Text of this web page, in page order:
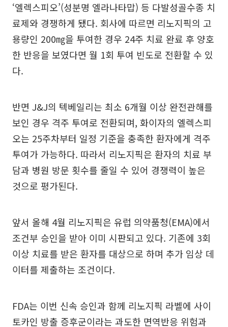
‘엘렉스피오’(성분명 엘라나타맙) 등 다발성골수종 치
료제와 경쟁하게 됐다. 회사에 따르면 리노지픽의 고
용량인 200㎎을 투여한 경우 24주 치료 완료 후 양호
한 반응을 보였다면 월 1회 투여 빈도로 전환할 수 있
다.
반면 J&J의 텍베일리는 최소 6개월 이상 완전관해를
보인 경우 격주 투여로 전환되며, 화이자의 엘렉스피
오는 25주차부터 일정 기준을 충족한 환자에게 격주
투여가 가능하다. 따라서 리노지픽은 환자의 치료 부
담과 병원 방문 횟수를 줄일 수 있어 경쟁력이 높은
것으로 평가된다.
앞서 올해 4월 리노지픽은 유럽 의약품청(EMA)에서
조건부 승인을 받아 이미 시판되고 있다. 기존에 3회
이상 치료를 받은 환자를 대상으로 하며 추가 임상 데
이터를 제출하는 조건이다.
FDA는 이번 신속 승인과 함께 리노지픽 라벨에 사이
토카인 방출 증후군이라는 과도한 면역반응 위험과